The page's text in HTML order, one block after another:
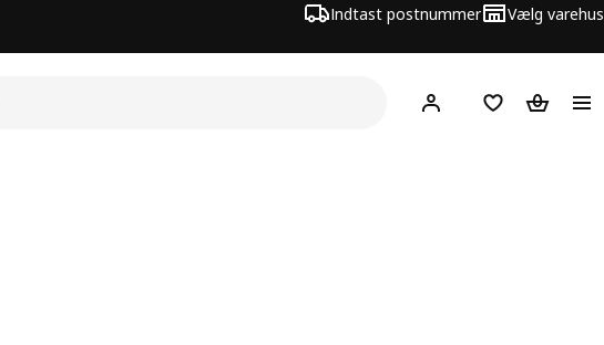
Indtast postnummer Vælg varehus
Hej! Log ind her
Huskeliste
Kurv